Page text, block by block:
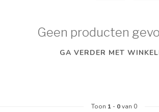
Geen producten
GA VERDER MET
Toon 1 - 0van 0